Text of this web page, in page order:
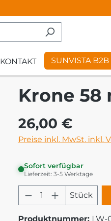
KONTAKT SUNVISTA B2B
Krone 58
Regulärer Preis:
26,00 €
Preise inkl. MwSt. inkl.
Sofort verfügbar
Lieferzeit: 3-5 Werktage
ProduktStück
Produktnummer: LW-